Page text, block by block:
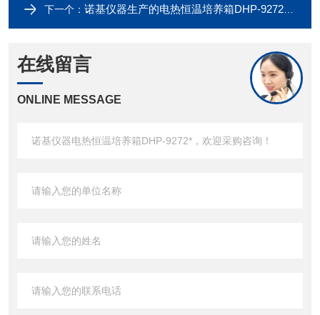
下一个： 诺基仪器生产的电热恒温培养箱DHP-9272享受诺基仪器优质售后服务
在线留言
ONLINE MESSAGE